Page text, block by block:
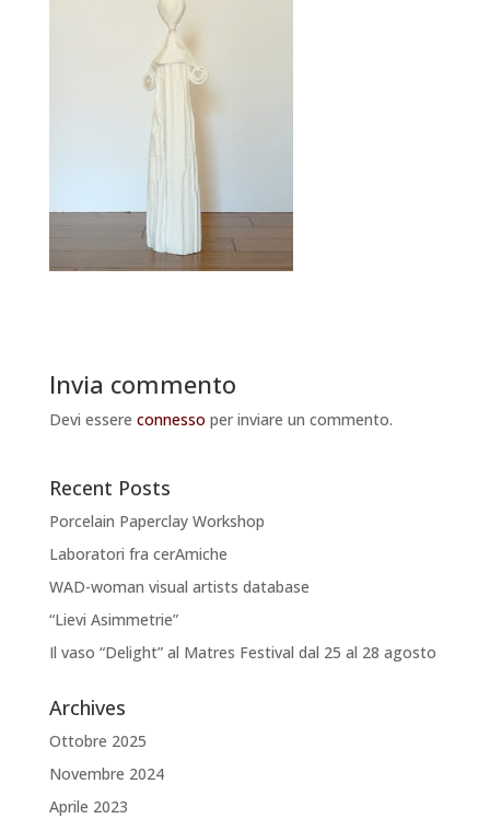
Invia commento
Devi essere connesso per inviare un commento.
Recent Posts
Porcelain Paperclay Workshop
Laboratori fra cerAmiche
WAD-woman visual artists database
“Lievi Asimmetrie”
Il vaso “Delight” al Matres Festival dal 25 al 28 agosto
Archives
Ottobre 2025
Novembre 2024
Aprile 2023